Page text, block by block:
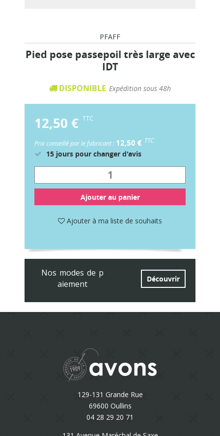
PFAFF
Pied pose passepoil très large avec
IDT
DISPONIBLE Expédition sous 48h
12,50 € TTC
Prix conseillé par le fabricant : 12,50 € TTC
15 jours pour changer d'avis
Ajouter au panier
Ajouter à ma liste de souhaits
Nos modes de p
aiement
Découvrir
129-131 Grande Rue
69600 Oullins
04 28 29 20 71